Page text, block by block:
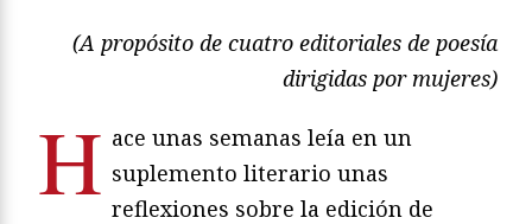
(A propósito de cuatro editoriales de poesía
dirigidas por mujeres)
H ace unas semanas leía en un
suplemento literario unas
reflexiones sobre la edición de